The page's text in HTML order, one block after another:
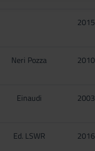
2015
Neri Pozza 2010
Einaudi 2003
Ed. LSWR 2016